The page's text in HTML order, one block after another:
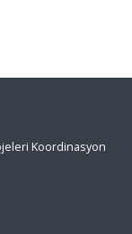
Koordinasyon